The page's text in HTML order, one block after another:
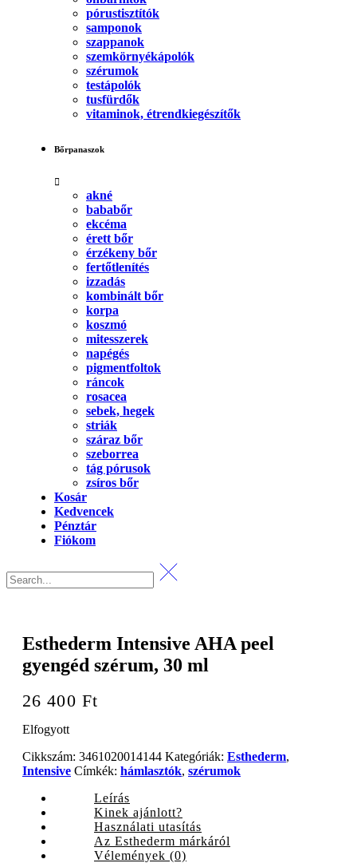
pórustisztítók
samponok
szappanok
szemkörnyékápolók
szérumok
testápolók
tusfürdők
vitaminok, étrendkiegészítők
Bőrpanaszok
akné
bababőr
ekcéma
érett bőr
érzékeny bőr
fertőtlenítés
izzadás
kombinált bőr
korpa
koszmó
mitesszerek
napégés
pigmentfoltok
ráncok
rosacea
sebek, hegek
striák
száraz bőr
szeborrea
tág pórusok
zsíros bőr
Kosár
Kedvencek
Pénztár
Fiókom
Esthederm Intensive AHA peel
gyengéd szérum, 30 ml
26 400 Ft
Elfogyott
Cikkszám: 3461020014144 Kategóriák: Esthederm,
Intensive Címkék: hámlasztók, szérumok
Leírás
Kinek ajánlott?
Használati utasítás
Az Esthederm márkáról
Vélemények (0)